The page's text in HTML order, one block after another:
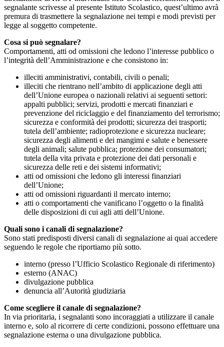
segnalante scrivesse al presente Istituto Scolastico, quest’ultimo avrà
premura di trasmettere la segnalazione nei tempi e modi previsti per
legge al soggetto competente.
Cosa si può segnalare?
Comportamenti, atti od omissioni che ledono l’interesse pubblico o
l’integrità dell’Amministrazione e che consistono in:
illeciti amministrativi, contabili, civili o penali;
illeciti che rientrano nell’ambito di applicazione degli atti
dell’Unione europea o nazionali relativi ai seguenti settori:
appalti pubblici; servizi, prodotti e mercati finanziari e
prevenzione del riciclaggio e del finanziamento del terrorismo;
sicurezza e conformità dei prodotti; sicurezza dei trasporti;
tutela dell’ambiente; radioprotezione e sicurezza nucleare;
sicurezza degli alimenti e dei mangimi e salute e benessere
degli animali; salute pubblica; protezione dei consumatori;
tutela della vita privata e protezione dei dati personali e
sicurezza delle reti e dei sistemi informativi;
atti od omissioni che ledono gli interessi finanziari
dell’Unione;
atti od omissioni riguardanti il mercato interno;
atti o comportamenti che vanificano l’oggetto o la finalità
delle disposizioni di cui agli atti dell’Unione.
Quali sono i canali di segnalazione?
Sono stati predisposti diversi canali di segnalazione ai quai accedere
seguendo le regole che riportiamo più sotto.
interno (presso l’Ufficio Scolastico Regionale di riferimento)
esterno (ANAC)
divulgazione pubblica
denuncia all’Autorità giudiziaria
Come scegliere il canale di segnalazione?
In via prioritaria, i segnalanti sono incoraggiati a utilizzare il canale
interno e, solo al ricorrere di certe condizioni, possono effettuare una
segnalazione esterna o una divulgazione pubblica.